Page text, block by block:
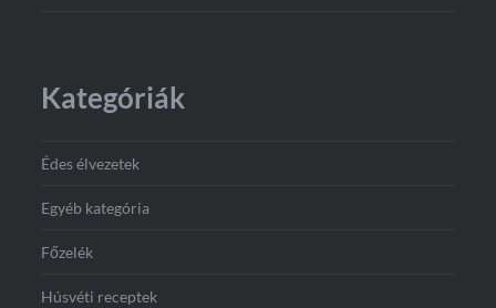
Kategóriák
Édes élvezetek
Egyéb kategória
Főzelék
Húsvéti receptek